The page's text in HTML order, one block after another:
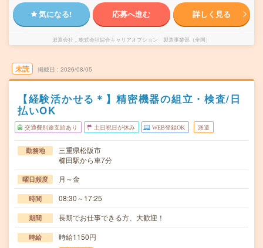
気になる! 応募へ進む 詳しく見る
派遣会社 株式会社綜合キャリアオプション 製造事業部（全国）
未読 掲載日 2026/08/05
【経験活かせる＊】精密機器の組立・検査/日
払いOK
交通費別途支給あり 土日祝日が休み WEB登録OK 派遣
勤務地
三重県松阪市
櫛田駅から車7分
曜日頻度 月～金
時間 08:30～17:25
期間 長期でお仕事できる方、大歓迎！
時給 時給1150円